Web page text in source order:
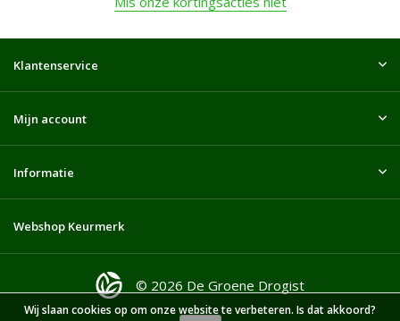
Klantenservice
Mijn account
Informatie
Webshop Keurmerk
© 2026 De Groene Drogist
Wij slaan cookies op om onze website te verbeteren. Is dat akkoord?